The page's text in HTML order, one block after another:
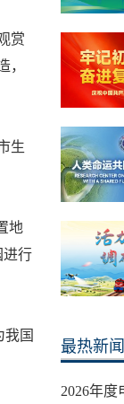
赏
，
生
地
进行
我国
最热新闻
2026年度